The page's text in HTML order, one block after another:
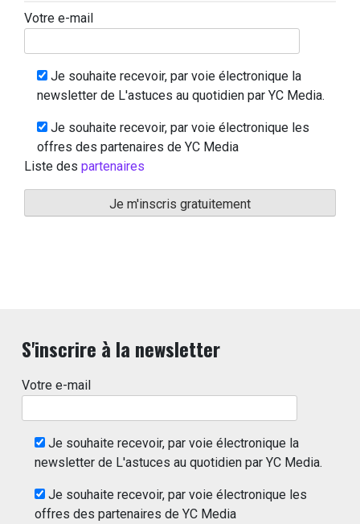
Votre e-mail
Je souhaite recevoir, par voie électronique la
newsletter de L'astuces au quotidien par YC Media.
Je souhaite recevoir, par voie électronique les
offres des partenaires de YC Media
Liste des partenaires
S'inscrire à la newsletter
Votre e-mail
Je souhaite recevoir, par voie électronique la
newsletter de L'astuces au quotidien par YC Media.
Je souhaite recevoir, par voie électronique les
offres des partenaires de YC Media